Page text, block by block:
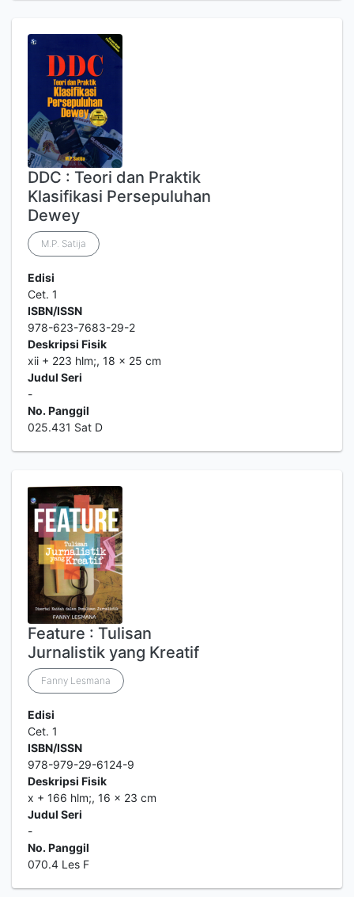
DDC : Teori dan Praktik
Klasifikasi Persepuluhan
Dewey
M.P. Satija
Edisi
Cet. 1
ISBN/ISSN
978-623-7683-29-2
Deskripsi Fisik
xii + 223 hlm;, 18 x 25 cm
Judul Seri
-
No. Panggil
025.431 Sat D
Feature : Tulisan
Jurnalistik yang Kreatif
Fanny Lesmana
Edisi
Cet. 1
ISBN/ISSN
978-979-29-6124-9
Deskripsi Fisik
x + 166 hlm;, 16 x 23 cm
Judul Seri
-
No. Panggil
070.4 Les F